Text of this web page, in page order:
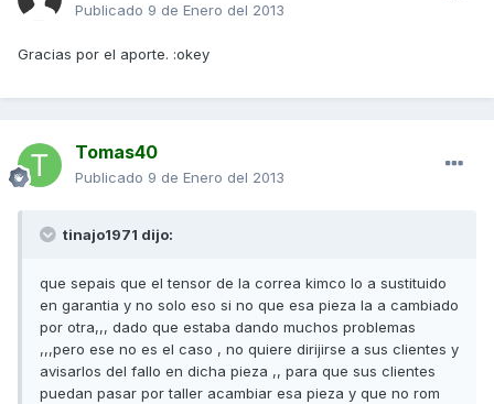
Publicado 9 de Enero del 2013
Gracias por el aporte. :okey
Tomas40
Publicado 9 de Enero del 2013
tinajo1971 dijo:
que sepais que el tensor de la correa kimco lo a sustituido
en garantia y no solo eso si no que esa pieza la a cambiado
por otra,,, dado que estaba dando muchos problemas
,,,pero ese no es el caso , no quiere dirijirse a sus clientes y
avisarlos del fallo en dicha pieza ,, para que sus clientes
puedan pasar por taller acambiar esa pieza y que no rom